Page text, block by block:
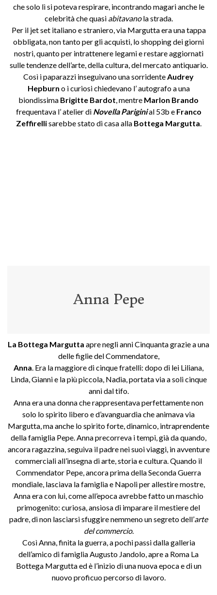
che solo lì si poteva respirare, incontrando magari anche le
celebrità che quasi abitavanola strada.
Per il jet set italiano e straniero, via Margutta era una tappa
obbligata, non tanto per gli acquisti, lo shopping dei giorni
nostri, quanto per intrattenere legami e restare aggiornati
sulle tendenze dell’arte, della cultura, del mercato antiquario.
Così i paparazzi inseguivano una sorridenteAudrey
Hepburn o i curiosi chiedevano l’ autografo a una
biondissima Brigitte Bardot, mentre Marlon Brando
frequentava l’ atelier di Novella Pariginial 53b e Franco
Zeffirellisarebbe stato di casa alla Bottega Margutta.
Anna Pepe
La Bottega Margutta apre negli anni Cinquanta grazie a una
delle figlie del Commendatore,
Anna. Era la maggiore di cinque fratelli: dopo di lei Liliana,
Linda, Gianni e la più piccola, Nadia, portata via a soli cinque
anni dal tifo.
Anna era una donna che rappresentava perfettamente non
solo lo spirito libero e d’avanguardia che animava via
Margutta, ma anche lo spirito forte, dinamico, intraprendente
della famiglia Pepe. Anna precorreva i tempi, già da quando,
ancora ragazzina, seguiva il padre nei suoi viaggi, in avventure
commerciali all’insegna di arte, storia e cultura. Quando il
Commendator Pepe, ancora prima della Seconda Guerra
mondiale, lasciava la famiglia e Napoli per allestire mostre,
Anna era con lui, come all’epoca avrebbe fatto un maschio
primogenito: curiosa, ansiosa di imparare il mestiere del
padre, di non lasciarsi sfuggire nemmeno un segreto dell’arte
del commercio.
Così Anna, finita la guerra, a pochi passi dalla galleria
dell’amico di famiglia Augusto Jandolo, apre a Roma La
Bottega Margutta ed è l’inizio di una nuova epocae di un
nuovo proficuo percorso di lavoro.